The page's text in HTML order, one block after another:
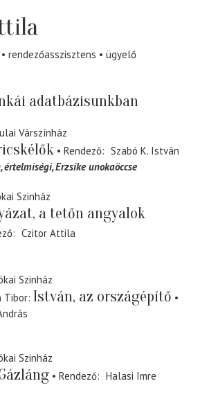
rendezőasszisztens ügyelő
adatbázisunkban
Várszínház
Rendező
Szabó K. István
értelmiségi, Erzsike unokaöccse
Szinház
a tetőn angyalok
Czitor Attila
Szinház
Tibor István, az országépítő
Szinház
Rendező
Halasi Imre